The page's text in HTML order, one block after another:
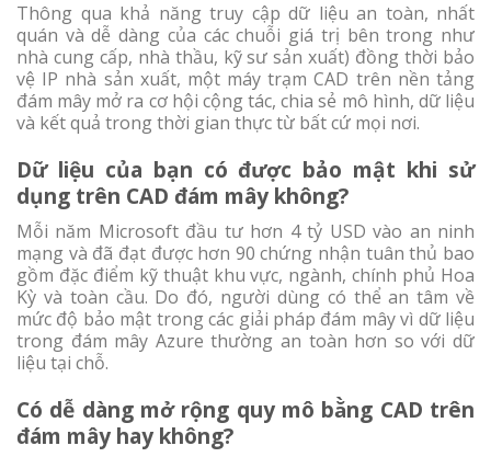
Thông qua khả năng truy cập dữ liệu an toàn, nhất
quán và dễ dàng của các chuỗi giá trị bên trong như
nhà cung cấp, nhà thầu, kỹ sư sản xuất) đồng thời bảo
vệ IP nhà sản xuất, một máy trạm CAD trên nền tảng
đám mây mở ra cơ hội cộng tác, chia sẻ mô hình, dữ liệu
và kết quả trong thời gian thực từ bất cứ mọi nơi.
Dữ liệu của bạn có được bảo mật khi sử
dụng trên CAD đám mây không?
Mỗi năm Microsoft đầu tư hơn 4 tỷ USD vào an ninh
mạng và đã đạt được hơn 90 chứng nhận tuân thủ bao
gồm đặc điểm kỹ thuật khu vực, ngành, chính phủ Hoa
Kỳ và toàn cầu. Do đó, người dùng có thể an tâm về
mức độ bảo mật trong các giải pháp đám mây vì dữ liệu
trong đám mây Azure thường an toàn hơn so với dữ
liệu tại chỗ.
Có dễ dàng mở rộng quy mô bằng CAD trên
đám mây hay không?